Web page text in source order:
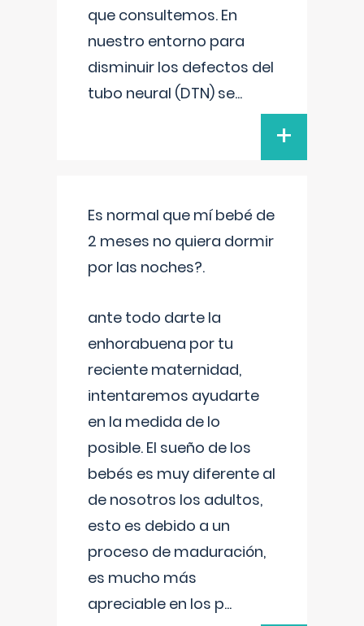
que consultemos. En
nuestro entorno para
disminuir los defectos del
tubo neural (DTN) se...
+
Es normal que mí bebé de
2 meses no quiera dormir
por las noches?.
ante todo darte la
enhorabuena por tu
reciente maternidad,
intentaremos ayudarte
en la medida de lo
posible. El sueño de los
bebés es muy diferente al
de nosotros los adultos,
esto es debido a un
proceso de maduración,
es mucho más
apreciable en los p...